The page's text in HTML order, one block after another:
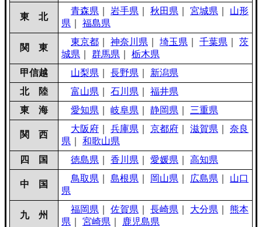
東 北
青森県 岩手県 秋田県 宮城県
山形
県
福島県
関 東
東京都 神奈川県 埼玉県 千葉県
茨
城県
群馬県
栃木県
甲信越
山梨県 長野県
新潟県
北 陸
富山県 石川県
福井県
東 海
愛知県 岐阜県 静岡県 三重県
関 西
大阪府 兵庫県 京都府 滋賀県
奈良
県
和歌山県
四 国
徳島県 香川県 愛媛県 高知県
中 国
鳥取県 島根県 岡山県 広島県
山口
県
九 州
福岡県 佐賀県 長崎県 大分県
熊本
県
宮崎県
鹿児島県